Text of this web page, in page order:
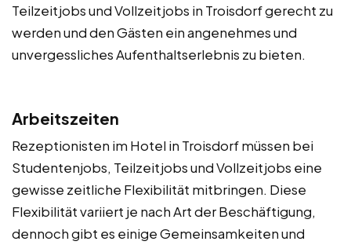
Teilzeitjobs und Vollzeitjobs in Troisdorf gerecht zu
werden und den Gästen ein angenehmes und
unvergessliches Aufenthaltserlebnis zu bieten.
Arbeitszeiten
Rezeptionisten im Hotel in Troisdorf müssen bei
Studentenjobs, Teilzeitjobs und Vollzeitjobs eine
gewisse zeitliche Flexibilität mitbringen. Diese
Flexibilität variiert je nach Art der Beschäftigung,
dennoch gibt es einige Gemeinsamkeiten und